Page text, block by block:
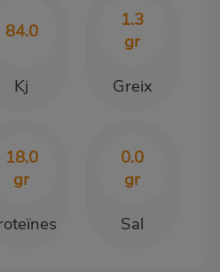
84.0
Kj
1.3
gr
Greix
18.0
gr
0.0
gr
Sal